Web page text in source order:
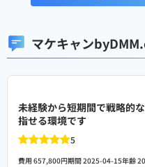
マケキャン
未経験から短期間で戦略的
指せる環境です
5
費用 657,800円期間 2025-04-15年齢